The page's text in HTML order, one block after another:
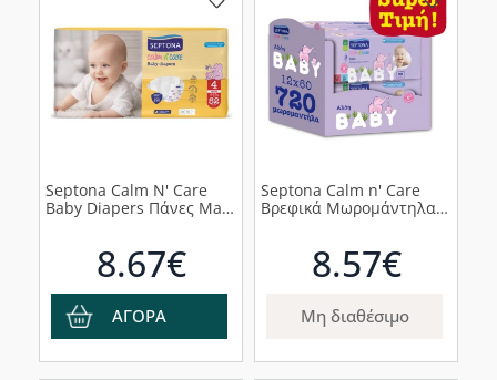
Septona Calm N' Care
Baby Diapers Πάνες Maxi
8.67€
ΑΓΟΡΑ
Septona Calm n' Care
Βρεφικά Μωρομάντηλα
8.57€
Μη διαθέσιμο